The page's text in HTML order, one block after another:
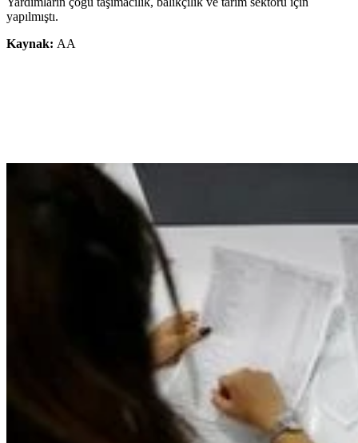
yapılmıştı.
Kaynak: AA